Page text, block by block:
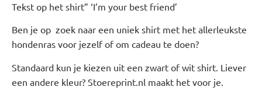
Tekst op het shirt” ‘I’m your best friend’
Ben je op zoek naar een uniek shirt met het allerleukste
hondenras voor jezelf of om cadeau te doen?
Standaard kun je kiezen uit een zwart of wit shirt. Liever
een andere kleur? Stoereprint.nl maakt het voor je.